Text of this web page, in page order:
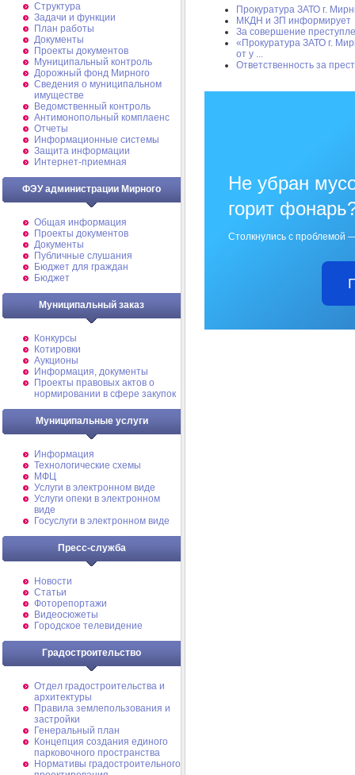
Структура
Задачи и функции
План работы
Документы
Проекты документов
Муниципальный контроль
Дорожный фонд Мирного
Cведения о муниципальном
имуществе
Ведомственный контроль
Антимонопольный комплаенс
Отчеты
Информационные системы
Защита информации
Интернет-приемная
ФЭУ администрации Мирного
Общая информация
Проекты документов
Документы
Публичные слушания
Бюджет для граждан
Бюджет
Муниципальный заказ
Конкурсы
Котировки
Аукционы
Информация, документы
Проекты правовых актов о
нормировании в сфере закупок
Муниципальные услуги
Информация
Технологические схемы
МФЦ
Услуги в электронном виде
Услуги опеки в электронном
виде
Госуслуги в электронном виде
Пресс-служба
Новости
Статьи
Фоторепортажи
Видеосюжеты
Городское телевидение
Градостроительство
Отдел градостроительства и
архитектуры
Правила землепользования и
застройки
Генеральный план
Концепция создания единого
парковочного пространства
Нормативы градостроительного
Прокуратура ЗАТО г.
МКДН и ЗП информирует
За совершение
«Прокуратура ЗАТО г.
от у ...
Ответственность за
Не убран
горит
Столкнулись с проблемой